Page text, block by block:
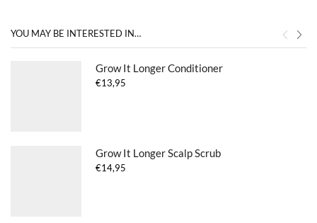
YOU MAY BE INTERESTED IN…
Grow It Longer Conditioner
€13,95
Grow It Longer Scalp Scrub
€14,95